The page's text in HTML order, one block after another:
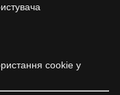
cookie у